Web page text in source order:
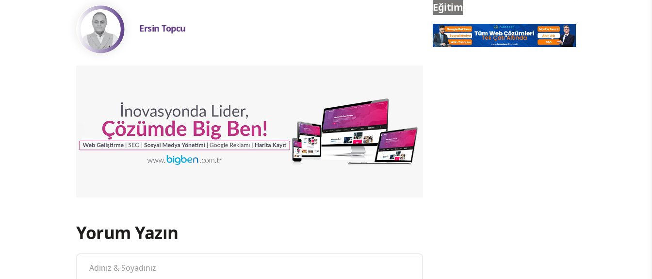
Ersin Topcu
Yorum Yazın
Eğitim